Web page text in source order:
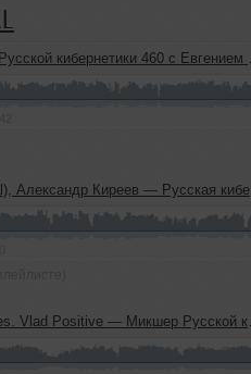
с Евгением Сваловым (4Mal) и Александром Киреевым (22.07.2026)
Киреев — Русская кибернетика 725 (22.07.2026)
459, Part 2, с Евгением Сваловым (4Mal) и Александром Киреевым (15.07.2026)